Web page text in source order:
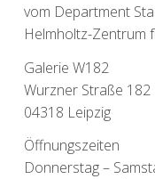
vom Department
Helmholtz-Zentrum
Galerie W182
Wurzner Straße 182
04318 Leipzig
Öffnungszeiten
Donnerstag –